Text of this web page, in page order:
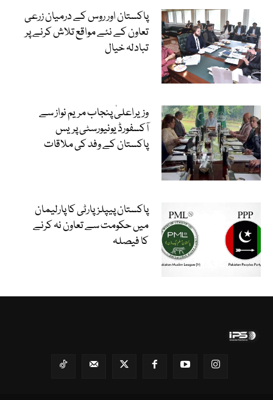
پاکستان اور روس کے درمیان زرعی
تعاون کے نئے مواقع تلاش کرنے پر
تبادلہ خیال
وزیراعلیٰ پنجاب مریم نواز سے
آکسفورڈ یونیورسٹی پریس
پاکستان کے وفد کی ملاقات
پاکستان پیپلزپارٹی کا پارلیمان
میں حکومت سے تعاون نہ کرنے
کا فیصلہ